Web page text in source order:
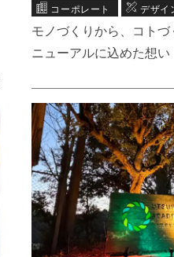
コーポレート デザイ
モノづくりから、コト
ニューアルに込めた想い